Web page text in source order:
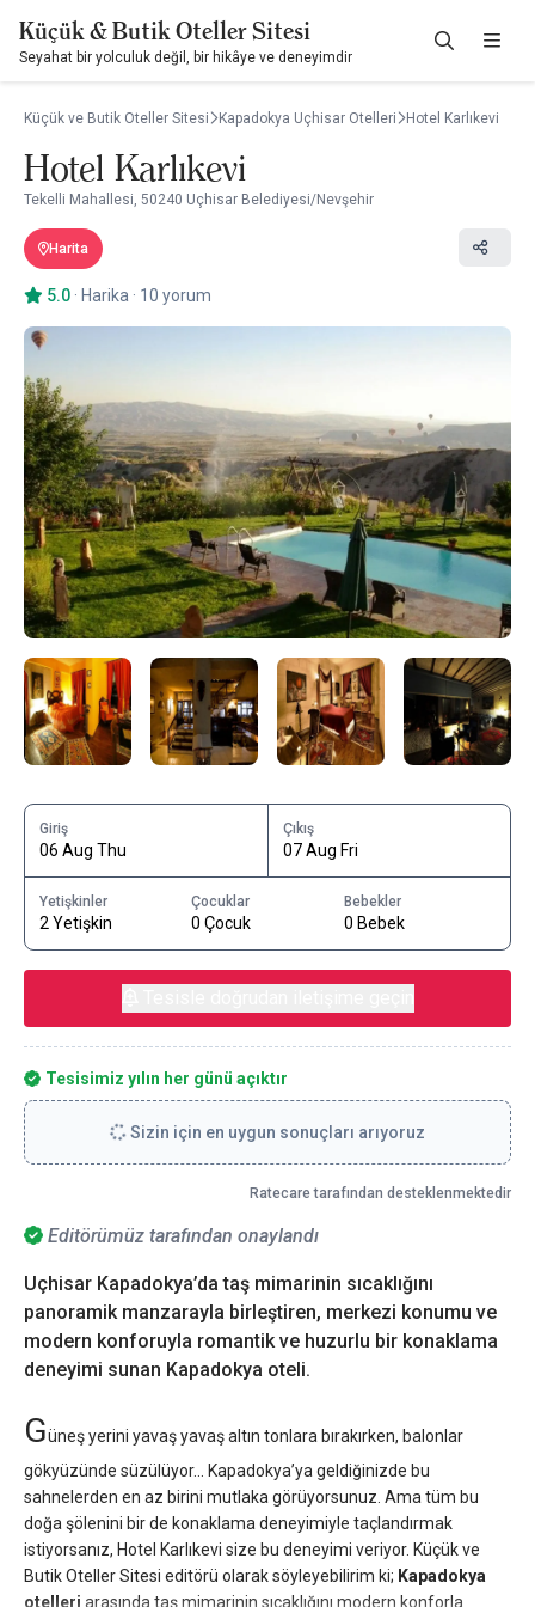
Küçük & Butik Oteller Sitesi
Seyahat bir yolculuk değil, bir hikâye ve deneyimdir
Küçük ve Butik Oteller Sitesi Kapadokya Uçhisar Otelleri Hotel Karlıkevi
Hotel Karlıkevi
Tekelli Mahallesi, 50240 Uçhisar Belediyesi/Nevşehir
Harita
5.0 · Harika · 10 yorum
Editörümüz tarafından onaylandı
Uçhisar Kapadokya’da taş mimarinin sıcaklığını
panoramik manzarayla birleştiren, merkezi konumu ve
modern konforuyla romantik ve huzurlu bir konaklama
deneyimi sunan Kapadokya oteli.
Güneş yerini yavaş yavaş altın tonlara bırakırken, balonlar
gökyüzünde süzülüyor… Kapadokya’ya geldiğinizde bu
sahnelerden en az birini mutlaka görüyorsunuz. Ama tüm bu
doğa şölenini bir de konaklama deneyimiyle taçlandırmak
istiyorsanız, Hotel Karlıkevi size bu deneyimi veriyor. Küçük ve
Butik Oteller Sitesi editörü olarak söyleyebilirim ki; Kapadokya
otelleri arasında taş mimarinin sıcaklığını modern konforla
Giriş
06 Aug Thu
Çıkış
07 Aug Fri
Yetişkinler
2 Yetişkin
Çocuklar
0 Çocuk
Bebekler
0 Bebek
Tesisimiz yılın her günü açıktır
Sizin için en uygun sonuçları arıyoruz
Ratecare tarafından desteklenmektedir